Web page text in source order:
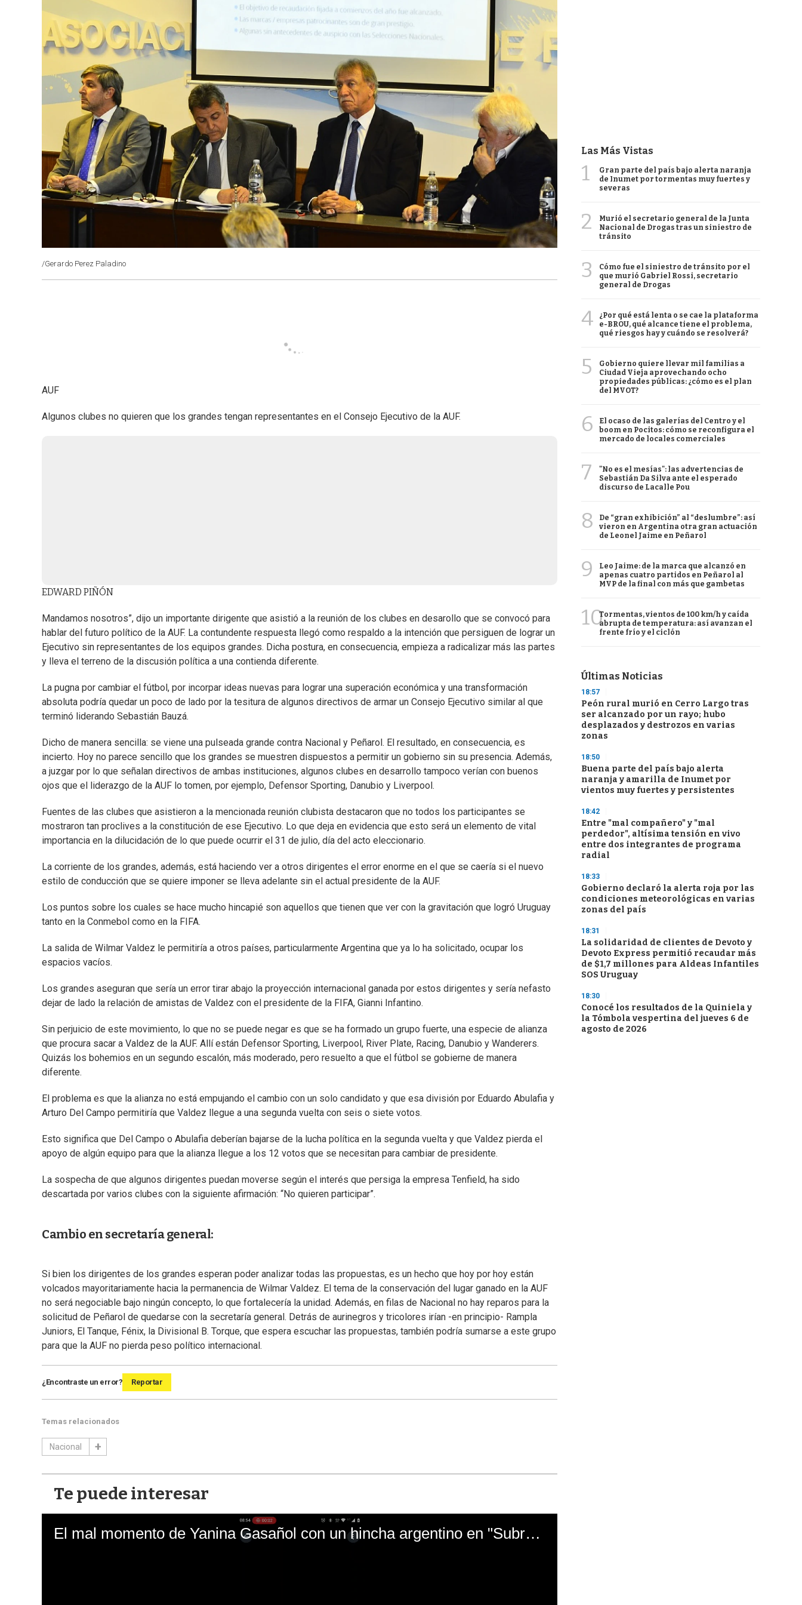
/Gerardo Perez Paladino
AUF
Algunos clubes no quieren que los grandes tengan representantes en el Consejo Ejecutivo de la AUF.
EDWARD PIÑÓN
Mandamos nosotros”, dijo un importante dirigente que asistió a la reunión de los clubes en desarollo que se convocó para
hablar del futuro político de la AUF. La contundente respuesta llegó como respaldo a la intención que persiguen de lograr un
Ejecutivo sin representantes de los equipos grandes. Dicha postura, en consecuencia, empieza a radicalizar más las partes
y lleva el terreno de la discusión política a una contienda diferente.
La pugna por cambiar el fútbol, por incorpar ideas nuevas para lograr una superación económica y una transformación
absoluta podría quedar un poco de lado por la tesitura de algunos directivos de armar un Consejo Ejecutivo similar al que
terminó liderando Sebastián Bauzá.
Dicho de manera sencilla: se viene una pulseada grande contra Nacional y Peñarol. El resultado, en consecuencia, es
incierto. Hoy no parece sencillo que los grandes se muestren dispuestos a permitir un gobierno sin su presencia. Además,
a juzgar por lo que señalan directivos de ambas instituciones, algunos clubes en desarrollo tampoco verían con buenos
ojos que el liderazgo de la AUF lo tomen, por ejemplo, Defensor Sporting, Danubio y Liverpool.
Fuentes de las clubes que asistieron a la mencionada reunión clubista destacaron que no todos los participantes se
mostraron tan proclives a la constitución de ese Ejecutivo. Lo que deja en evidencia que esto será un elemento de vital
importancia en la dilucidación de lo que puede ocurrir el 31 de julio, día del acto eleccionario.
La corriente de los grandes, además, está haciendo ver a otros dirigentes el error enorme en el que se caería si el nuevo
estilo de conducción que se quiere imponer se lleva adelante sin el actual presidente de la AUF.
Los puntos sobre los cuales se hace mucho hincapié son aquellos que tienen que ver con la gravitación que logró Uruguay
tanto en la Conmebol como en la FIFA.
La salida de Wilmar Valdez le permitiría a otros países, particularmente Argentina que ya lo ha solicitado, ocupar los
espacios vacíos.
Los grandes aseguran que sería un error tirar abajo la proyección internacional ganada por estos dirigentes y sería nefasto
dejar de lado la relación de amistas de Valdez con el presidente de la FIFA, Gianni Infantino.
Sin perjuicio de este movimiento, lo que no se puede negar es que se ha formado un grupo fuerte, una especie de alianza
que procura sacar a Valdez de la AUF. Allí están Defensor Sporting, Liverpool, River Plate, Racing, Danubio y Wanderers.
Quizás los bohemios en un segundo escalón, más moderado, pero resuelto a que el fútbol se gobierne de manera
diferente.
El problema es que la alianza no está empujando el cambio con un solo candidato y que esa división por Eduardo Abulafia y
Arturo Del Campo permitiría que Valdez llegue a una segunda vuelta con seis o siete votos.
Esto significa que Del Campo o Abulafia deberían bajarse de la lucha política en la segunda vuelta y que Valdez pierda el
apoyo de algún equipo para que la alianza llegue a los 12 votos que se necesitan para cambiar de presidente.
La sospecha de que algunos dirigentes puedan moverse según el interés que persiga la empresa Tenfield, ha sido
descartada por varios clubes con la siguiente afirmación: “No quieren participar”.
Cambio en secretaría general:
Si bien los dirigentes de los grandes esperan poder analizar todas las propuestas, es un hecho que hoy por hoy están
volcados mayoritariamente hacia la permanencia de Wilmar Valdez. El tema de la conservación del lugar ganado en la AUF
no será negociable bajo ningún concepto, lo que fortalecería la unidad. Además, en filas de Nacional no hay reparos para la
solicitud de Peñarol de quedarse con la secretaría general. Detrás de aurinegros y tricolores irían -en principio- Rampla
Juniors, El Tanque, Fénix, la Divisional B. Torque, que espera escuchar las propuestas, también podría sumarse a este grupo
para que la AUF no pierda peso político internacional.
¿Encontraste un error? Reportar
Temas relacionados
Nacional
Te puede interesar
El mal momento de Yanina Gasañol con un hincha argentino en "Subrayado"
Las Más Vistas
1
Gran parte del país bajo alerta naranja
de Inumet por tormentas muy fuertes y
severas
2
Murió el secretario general de la Junta
Nacional de Drogas tras un siniestro de
tránsito
3
Cómo fue el siniestro de tránsito por el
que murió Gabriel Rossi, secretario
general de Drogas
4
¿Por qué está lenta o se cae la plataforma
e-BROU, qué alcance tiene el problema,
qué riesgos hay y cuándo se resolverá?
5
Gobierno quiere llevar mil familias a
Ciudad Vieja aprovechando ocho
propiedades públicas: ¿cómo es el plan
del MVOT?
6
El ocaso de las galerías del Centro y el
boom en Pocitos: cómo se reconfigura el
mercado de locales comerciales
7
"No es el mesías": las advertencias de
Sebastián Da Silva ante el esperado
discurso de Lacalle Pou
8
De “gran exhibición” al “deslumbre”: así
vieron en Argentina otra gran actuación
de Leonel Jaime en Peñarol
9
Leo Jaime: de la marca que alcanzó en
apenas cuatro partidos en Peñarol al
MVP de la final con más que gambetas
10Tormentas, vientos de 100 km/h y caída
abrupta de temperatura: así avanzan el
frente frío y el ciclón
Últimas Noticias
18:57
Peón rural murió en Cerro Largo tras
ser alcanzado por un rayo; hubo
desplazados y destrozos en varias
zonas
18:50
Buena parte del país bajo alerta
naranja y amarilla de Inumet por
vientos muy fuertes y persistentes
18:42
Entre "mal compañero" y "mal
perdedor", altísima tensión en vivo
entre dos integrantes de programa
radial
18:33
Gobierno declaró la alerta roja por las
condiciones meteorológicas en varias
zonas del país
18:31
La solidaridad de clientes de Devoto y
Devoto Express permitió recaudar más
de $1,7 millones para Aldeas Infantiles
SOS Uruguay
18:30
Conocé los resultados de la Quiniela y
la Tómbola vespertina del jueves 6 de
agosto de 2026